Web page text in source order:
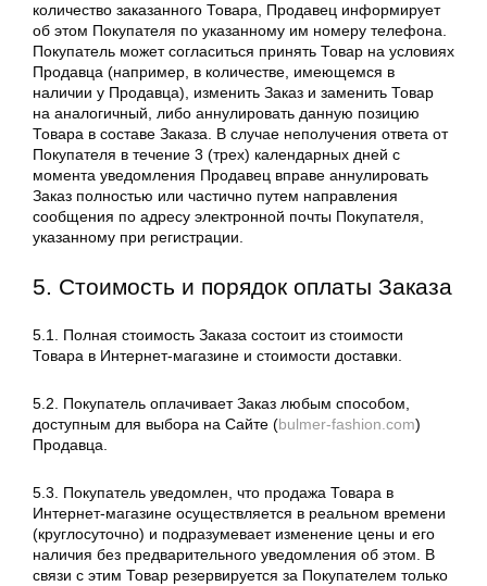
количество заказанного Товара, Продавец информирует
об этом Покупателя по указанному им номеру телефона.
Покупатель может согласиться принять Товар на условиях
Продавца (например, в количестве, имеющемся в
наличии у Продавца), изменить Заказ и заменить Товар
на аналогичный, либо аннулировать данную позицию
Товара в составе Заказа. В случае неполучения ответа от
Покупателя в течение 3 (трех) календарных дней с
момента уведомления Продавец вправе аннулировать
Заказ полностью или частично путем направления
сообщения по адресу электронной почты Покупателя,
указанному при регистрации.
5. Стоимость и порядок оплаты Заказа
5.1. Полная стоимость Заказа состоит из стоимости
Товара в Интернет-магазине и стоимости доставки.
5.2. Покупатель оплачивает Заказ любым способом,
доступным для выбора на Сайте (bulmer-fashion.com)
Продавца.
5.3. Покупатель уведомлен, что продажа Товара в
Интернет-магазине осуществляется в реальном времени
(круглосуточно) и подразумевает изменение цены и его
наличия без предварительного уведомления об этом. В
связи с этим Товар резервируется за Покупателем только